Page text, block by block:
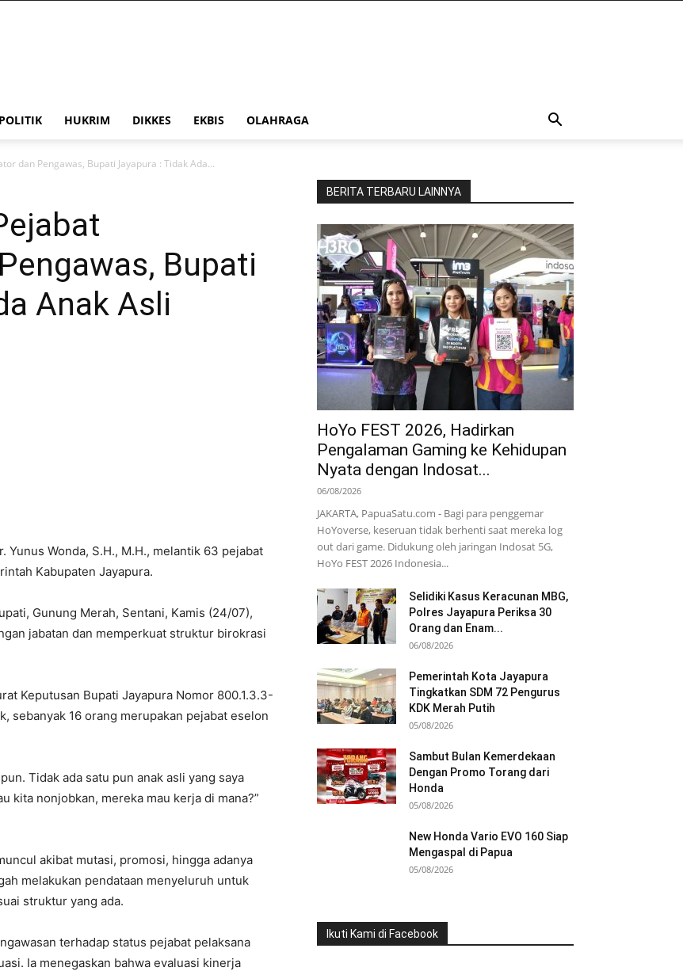
POLITIK HUKRIM DIKKES EKBIS OLAHRAGA
dan Pengawas, Bupati Jayapura : Tidak Ada...
Bupati
Anak Asli
Yunus Wonda, S.H., M.H., melantik 63 pejabat
Kabupaten Jayapura.
Gunung Merah, Sentani, Kamis (24/07),
jabatan dan memperkuat struktur birokrasi
Keputusan Bupati Jayapura Nomor 800.1.3.3-
sebanyak 16 orang merupakan pejabat eselon
Tidak ada satu pun anak asli yang saya
kita nonjobkan, mereka mau kerja di mana?”
akibat mutasi, promosi, hingga adanya
melakukan pendataan menyeluruh untuk
struktur yang ada.
terhadap status pejabat pelaksana
Ia menegaskan bahwa evaluasi kinerja
BERITA TERBARU LAINNYA
HoYo FEST 2026, Hadirkan
Pengalaman Gaming ke Kehidupan
Nyata dengan Indosat...
06/08/2026
JAKARTA, PapuaSatu.com - Bagi para penggemar
HoYoverse, keseruan tidak berhenti saat mereka log
out dari game. Didukung oleh jaringan Indosat 5G,
HoYo FEST 2026 Indonesia...
Selidiki Kasus Keracunan MBG,
Polres Jayapura Periksa 30
Orang dan Enam...
06/08/2026
Pemerintah Kota Jayapura
Tingkatkan SDM 72 Pengurus
KDK Merah Putih
05/08/2026
Sambut Bulan Kemerdekaan
Dengan Promo Torang dari
Honda
05/08/2026
New Honda Vario EVO 160 Siap
Mengaspal di Papua
05/08/2026
Ikuti Kami di Facebook